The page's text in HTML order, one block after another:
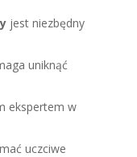
jest niezbędny
uniknąć
ekspertem w
uczciwe